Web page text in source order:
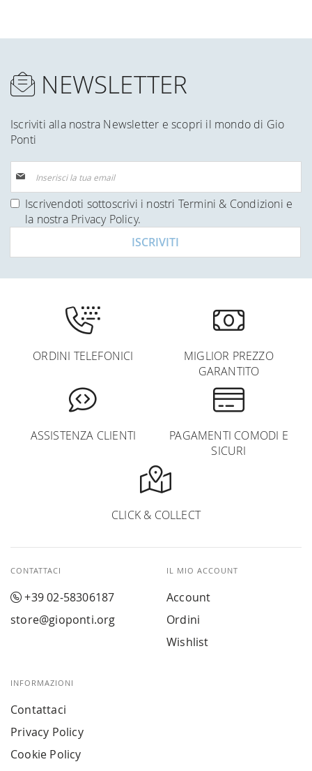
NEWSLETTER
Iscriviti alla nostra Newsletter e scopri il mondo di Gio
Ponti
alla
nostra
Newsletter:
Iscrivendoti sottoscrivi i nostri Termini & Condizioni e
la nostra Privacy Policy.
ISCRIVITI
ORDINI TELEFONICI
MIGLIOR PREZZO
GARANTITO
ASSISTENZA CLIENTI
PAGAMENTI COMODI E
SICURI
CLICK & COLLECT
CONTATTACI
+39 02-58306187
store@gioponti.org
IL MIO ACCOUNT
Account
Ordini
Wishlist
INFORMAZIONI
Contattaci
Privacy Policy
Cookie Policy